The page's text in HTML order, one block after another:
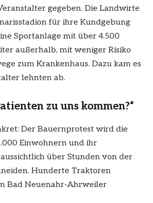
gegeben. Die Landwirte
für ihre Kundgebung
Sportanlage mit über 4.500
außerhalb, mit weniger Risiko
zum Krankenhaus. Dazu kam es
lehnten ab.
zu uns kommen?“
Der Bauernprotest wird die
Einwohnern und ihr
über Stunden von der
Hunderte Traktoren
Bad Neuenahr-Ahrweiler